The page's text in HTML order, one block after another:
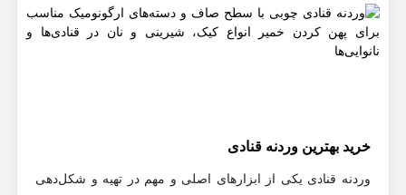
خرید بهترین وردنه قنادی
وردنه قنادی یکی از ابزارهای اصلی و مهم در تهیه و شکل‌دهی